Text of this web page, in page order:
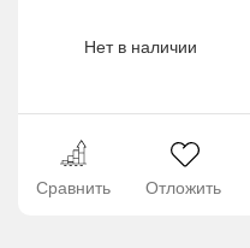
Нет в наличии
Сравнить Отложить